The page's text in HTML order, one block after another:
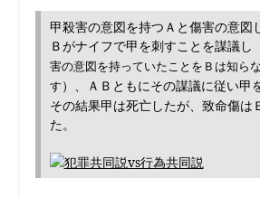
甲殺害の意図を持つＡと傷害の意図
Ｂがナイフで甲を刺すことを謀議し
害の意図を持っていたことをＢは知ら
す）、ＡＢともにその謀議に従い甲
その結果甲は死亡したが、致命傷は
た。